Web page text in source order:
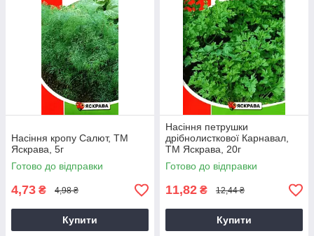
Насіння кропу Салют, ТМ
Яскрава, 5г
Готово до відправки
4,73 ₴ 4,98 ₴
Купити
Насіння петрушки
дрібнолисткової Карнавал,
ТМ Яскрава, 20г
Готово до відправки
11,82 ₴ 12,44 ₴
Купити